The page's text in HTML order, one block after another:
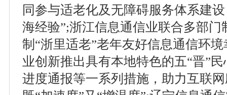
同参与适老化及无障碍服务体系建
海经验”;浙江信息通信业联合多部
制“浙里适老”老年友好信息通信环
业创新推出具有本地特色的五“晋”
进度通报等一系列措施，助力互联